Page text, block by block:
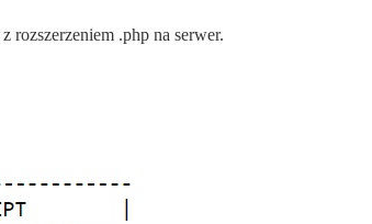
rozszerzeniem .php na serwer.